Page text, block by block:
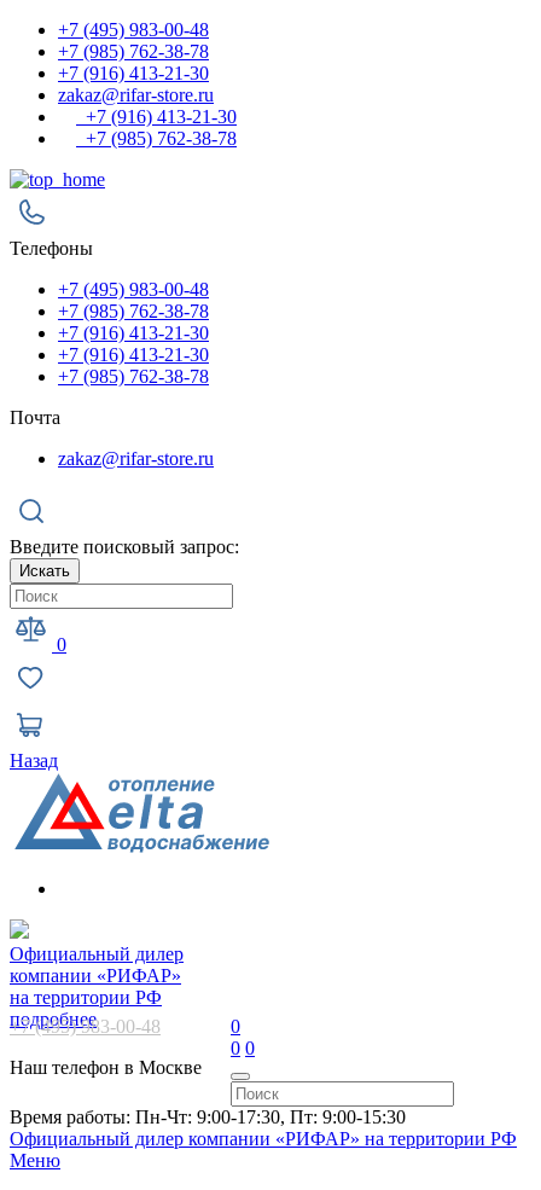
+7 (495) 983-00-48
+7 (985) 762-38-78
+7 (916) 413-21-30
zakaz@rifar-store.ru
+7 (916) 413-21-30
+7 (985) 762-38-78
Телефоны
+7 (495) 983-00-48
+7 (985) 762-38-78
+7 (916) 413-21-30
+7 (916) 413-21-30
+7 (985) 762-38-78
Почта
zakaz@rifar-store.ru
Введите поисковый запрос:
Искать
0
Назад
Официальный дилер
компании «РИФАР»
на территории РФ
подробнее
+7 (495) 983-00-48
Наш телефон в Москве
0
0 0
Время работы: Пн-Чт: 9:00-17:30, Пт: 9:00-15:30
Официальный дилер компании «РИФАР» на территории РФ
Меню